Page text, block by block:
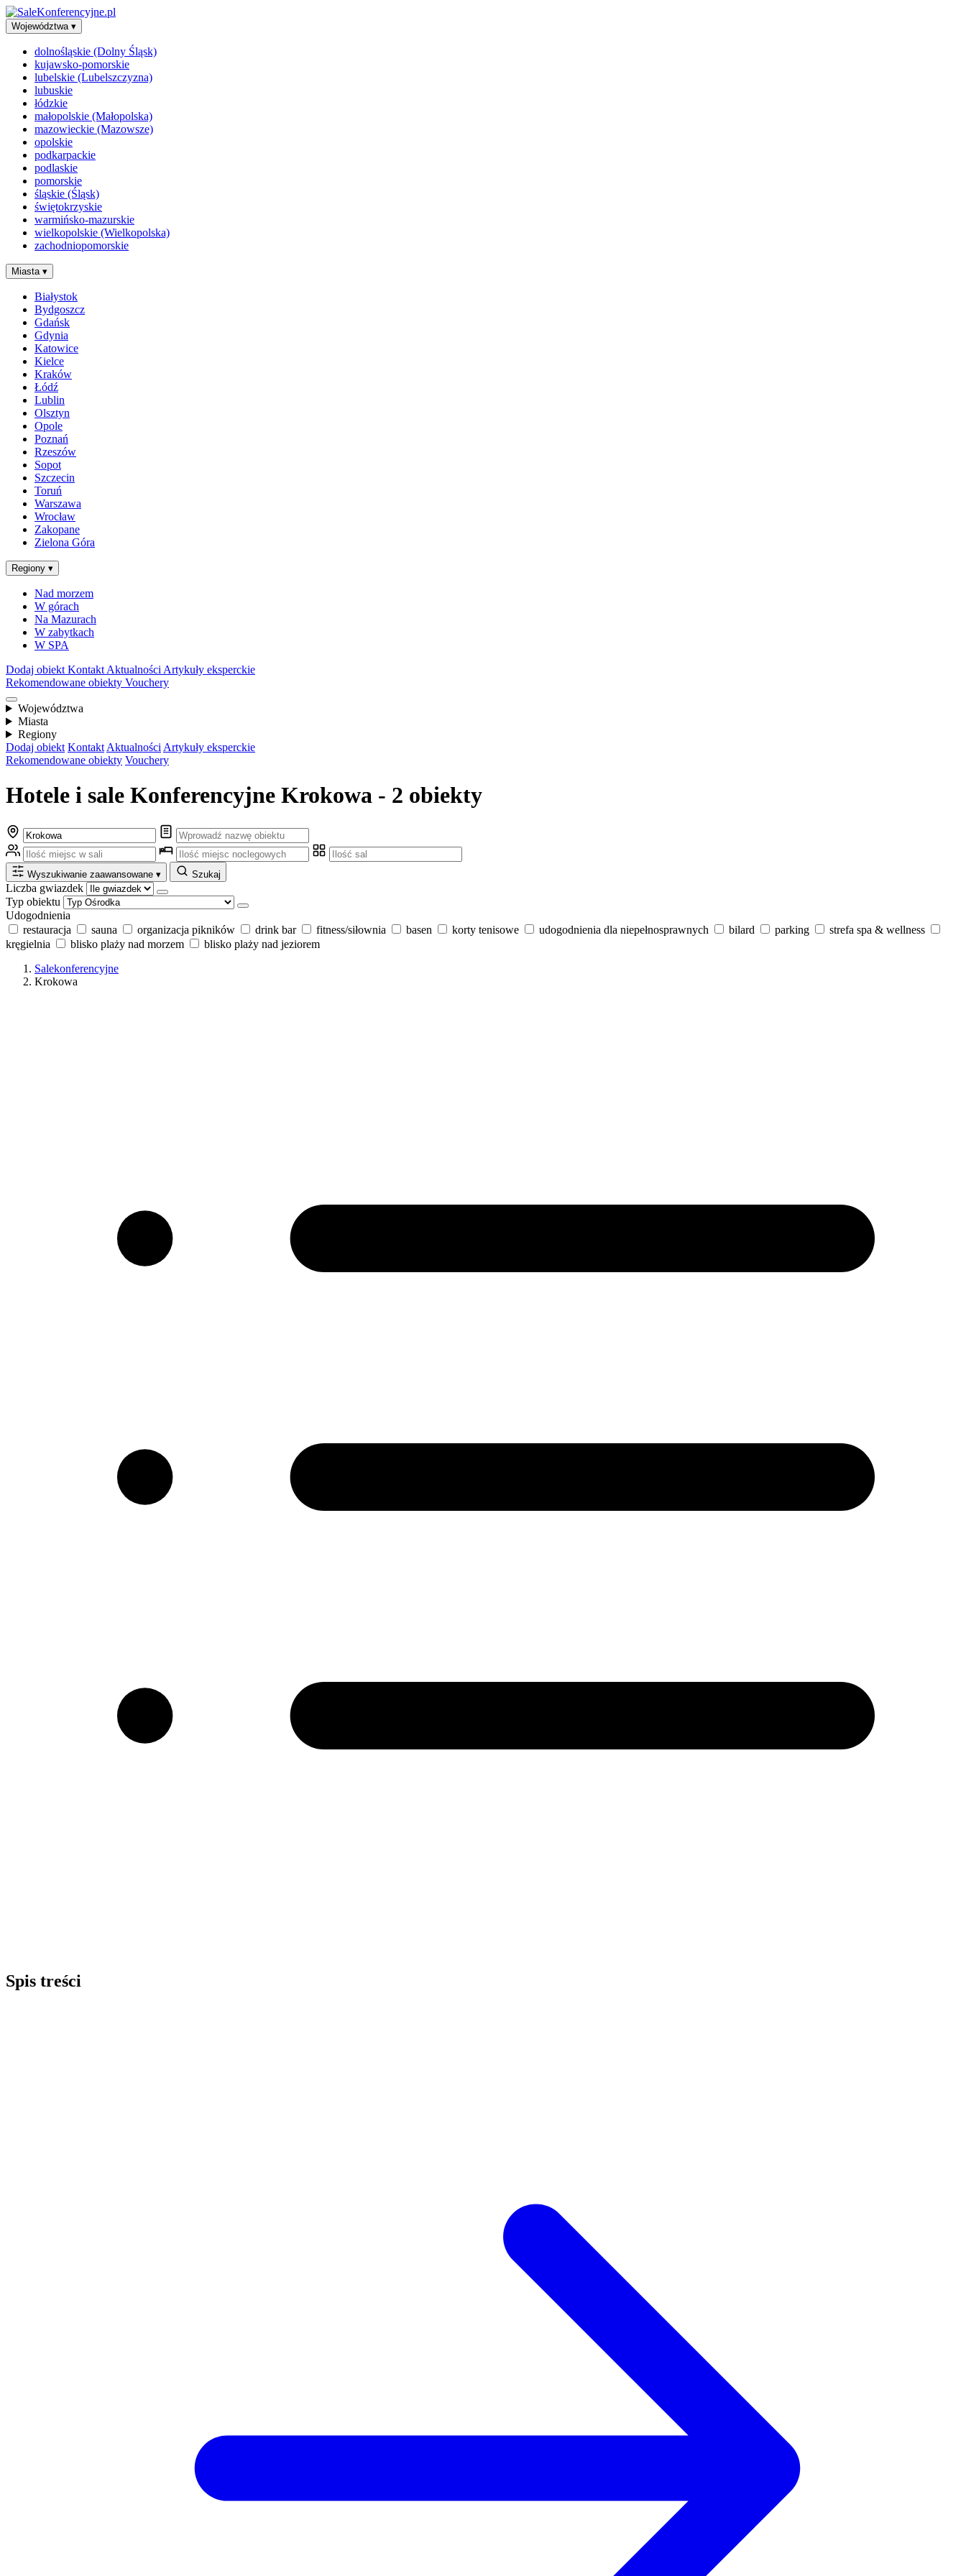
Województwa ▾
dolnośląskie (Dolny Śląsk)
kujawsko-pomorskie
lubelskie (Lubelszczyzna)
lubuskie
łódzkie
małopolskie (Małopolska)
mazowieckie (Mazowsze)
opolskie
podkarpackie
podlaskie
pomorskie
śląskie (Śląsk)
świętokrzyskie
warmińsko-mazurskie
wielkopolskie (Wielkopolska)
zachodniopomorskie
Miasta ▾
Białystok
Bydgoszcz
Gdańsk
Gdynia
Katowice
Kielce
Kraków
Łódź
Lublin
Olsztyn
Opole
Poznań
Rzeszów
Sopot
Szczecin
Toruń
Warszawa
Wrocław
Zakopane
Zielona Góra
Regiony ▾
Nad morzem
W górach
Na Mazurach
W zabytkach
W SPA
Dodaj obiekt Kontakt Aktualności Artykuły eksperckie
Rekomendowane obiekty Vouchery
Województwa
Miasta
Regiony
Dodaj obiekt Kontakt Aktualności Artykuły eksperckie
Rekomendowane obiekty Vouchery
Hotele i sale Konferencyjne Krokowa - 2 obiekty
Wyszukiwanie zaawansowane ▾ Szukaj
Liczba gwiazdek
Typ obiektu
Udogodnienia
restauracja
sauna organizacja pikników drink bar fitness/siłownia basen korty tenisowe udogodnienia dla niepełnosprawnych bilard parking
strefa spa & wellness
kręgielnia
blisko plaży nad morzem
blisko plaży nad jeziorem
Salekonferencyjne
Krokowa
Spis treści